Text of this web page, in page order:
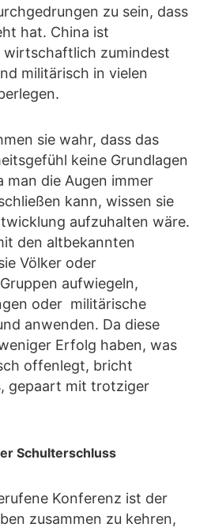
zu sein, dass
hat. China ist
zumindest
militärisch in vielen
sie wahr, dass das
keine Grundlagen
man die Augen immer
kann, wissen sie
aufzuhalten wäre.
den altbekannten
Völker oder
aufwiegeln,
oder militärische
anwenden. Da diese
Erfolg haben, was
offenlegt, bricht
gepaart mit trotziger
Schulterschluss
Konferenz ist der
zusammen zu kehren,